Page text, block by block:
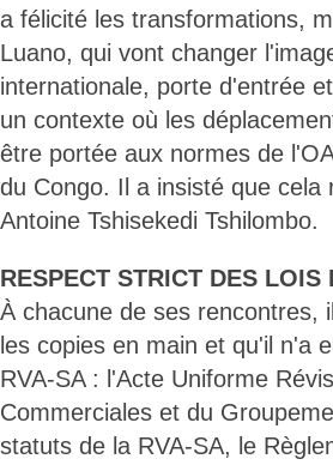
a félicité les transformations,
Luano, qui vont changer
internationale, porte d'entrée
un contexte où les
être portée aux normes de
du Congo. Il a insisté que
Antoine Tshisekedi Tshilombo.
RESPECT STRICT DES LOIS
À chacune de ses rencontres,
les copies en main et qu'il n'a
RVA-SA : l'Acte Uniforme
Commerciales et du
statuts de la RVA-SA, le